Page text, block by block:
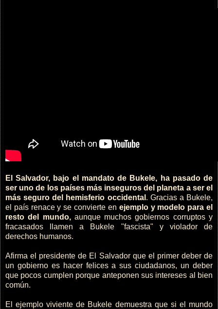
El Salvador, bajo el mandato de Bukele, ha pasado de
ser uno de los países más inseguros del planeta a ser el
más seguro del hemisferio occidental . Gracias a Bukele,
el país renace y se convierte en ejemplo y modelo para el
resto del mundo, aunque muchos gobiernos corruptos y
fracasados llamen a Bukele "fascista" y violador de
derechos humanos.
Afirma el presidente de El Salvador que el primer deber de
un gobierno es hacer felices a sus ciudadanos, un deber
que pocos cumplen porque anteponen sus intereses al bien
común.
El ejemplo viviente de Bukele demuestra que si el mundo